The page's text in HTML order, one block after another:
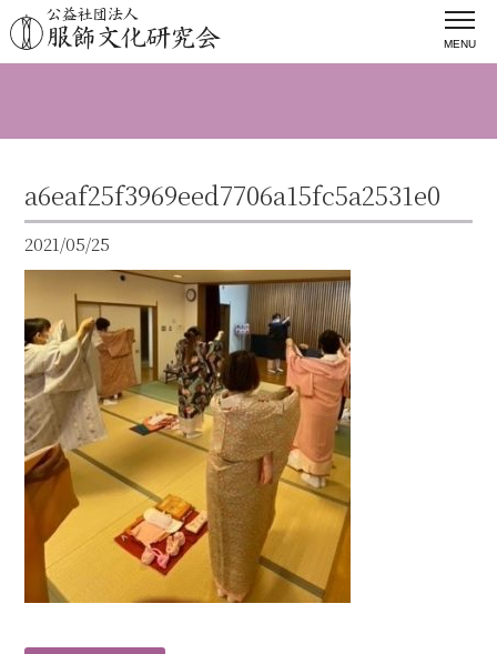
MENU
a6eaf25f3969eed7706a15fc5a2531e0
2021/05/25